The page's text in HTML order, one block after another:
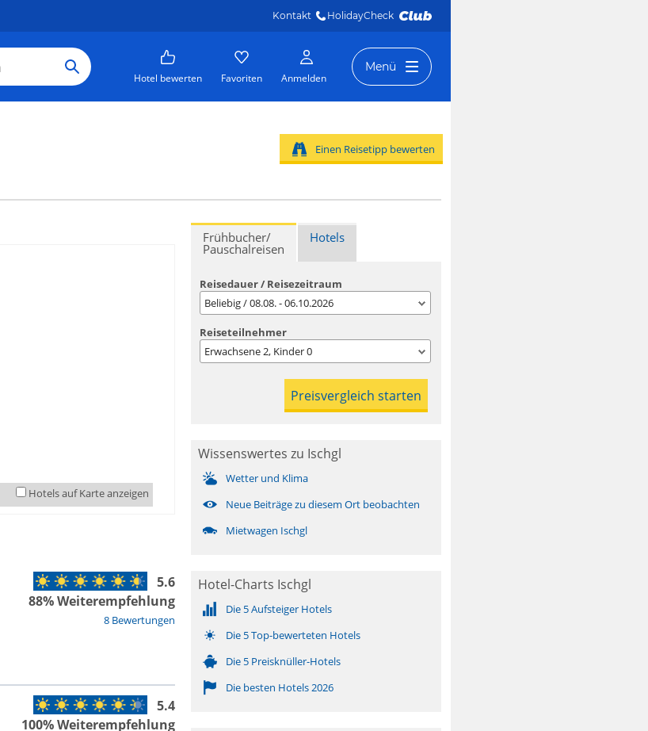
Kontakt HolidayCheck
Hotel bewerten Favoriten Anmelden
Menü
Einen Reisetipp bewerten
Hotels auf Karte anzeigen
8 Bewertungen
5.6
88% Weiterempfehlung
5.4
100% Weiterempfehlung
Frühbucher/
Pauschalreisen
Hotels
Reisedauer / Reisezeitraum
Beliebig / 08.08. - 06.10.2026
Reiseteilnehmer
Erwachsene2, Kinder0
Wissenswertes zu Ischgl
Wetter und Klima
Neue Beiträge zu diesem Ort beobachten
Mietwagen Ischgl
Hotel-Charts Ischgl
Die 5 Aufsteiger Hotels
Die 5 Top-bewerteten Hotels
Die 5 Preisknüller-Hotels
Die besten Hotels 2026